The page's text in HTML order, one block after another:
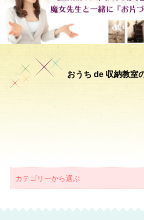
おうち de 収納教室
カテゴリーから選ぶ